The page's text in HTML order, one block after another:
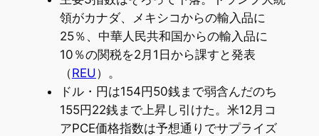
領がカナダ、メキシコからの輸入品に
25％、中華人民共和国からの輸入品に
10％の関税を2月1日から課すと発表
（REU）。
ドル・円は154円50銭まで弱含んだのち
155円22銭まで上昇し引けた。米12月コ
アPCE価格指数は予想通りでサプライズ